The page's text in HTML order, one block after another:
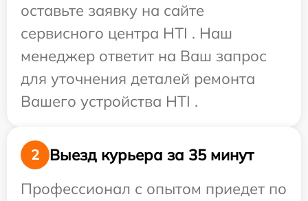
оставьте заявку на сайте
сервисного центра HTI . Наш
менеджер ответит на Ваш запрос
для уточнения деталей ремонта
Вашего устройства HTI .
2
Выезд курьера за 35 минут
Профессионал с опытом приедет по